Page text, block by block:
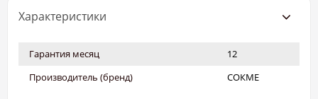
Характеристики
Гарантия месяц
12
Производитель (бренд)
СОКМЕ